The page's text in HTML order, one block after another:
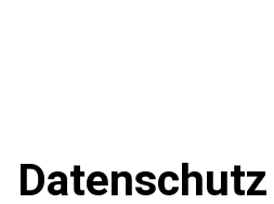
Datenschutz